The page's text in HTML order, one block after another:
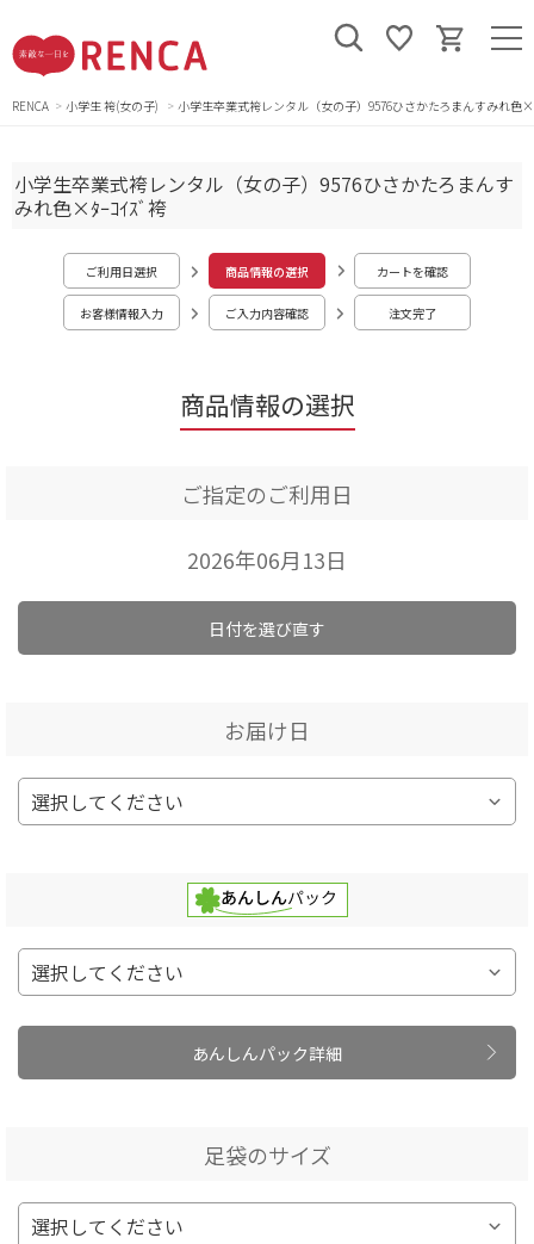
RENCA 小学生 袴(女の子) 小学生卒業式袴レンタル（女の子）9576ひさかたろまんすみれ色×
商品情報の選択
小学生卒業式袴レンタル（女の子）9576ひさかたろまんす
みれ色×ﾀｰｺｲｽﾞ袴
ご利用日選択 商品情報の選択 カートを確認
お客様情報入力 ご入力内容確認 注文完了
ご指定のご利用日
2026年06月13日
日付を選び直す
お届け日
あんしんパック詳細
足袋のサイズ